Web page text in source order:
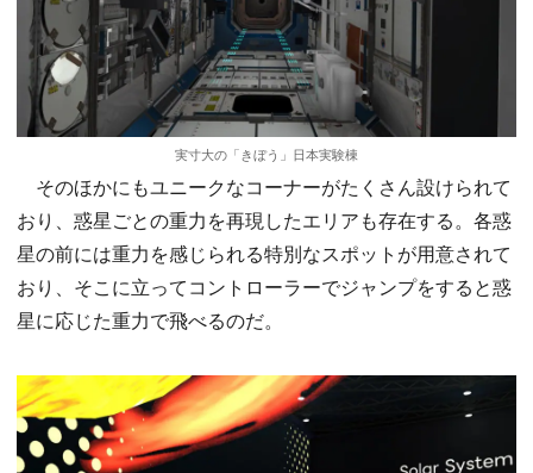
実寸大の「きぼう」日本実験棟
そのほかにもユニークなコーナーがたくさん設けられて
おり、惑星ごとの重力を再現したエリアも存在する。各惑
星の前には重力を感じられる特別なスポットが用意されて
おり、そこに立ってコントローラーでジャンプをすると惑
星に応じた重力で飛べるのだ。